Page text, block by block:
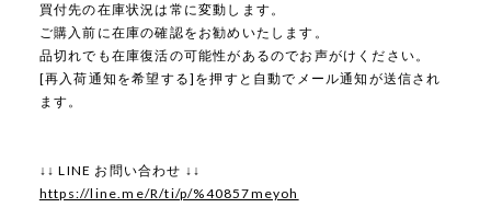
買付先の在庫状況は常に変動します。
ご購入前に在庫の確認をお勧めいたします。
品切れでも在庫復活の可能性があるのでお声がけください。
[再入荷通知を希望する]を押すと自動でメール通知が送信され
ます。
↓↓ LINE お問い合わせ ↓↓
https://line.me/R/ti/p/%40857meyoh